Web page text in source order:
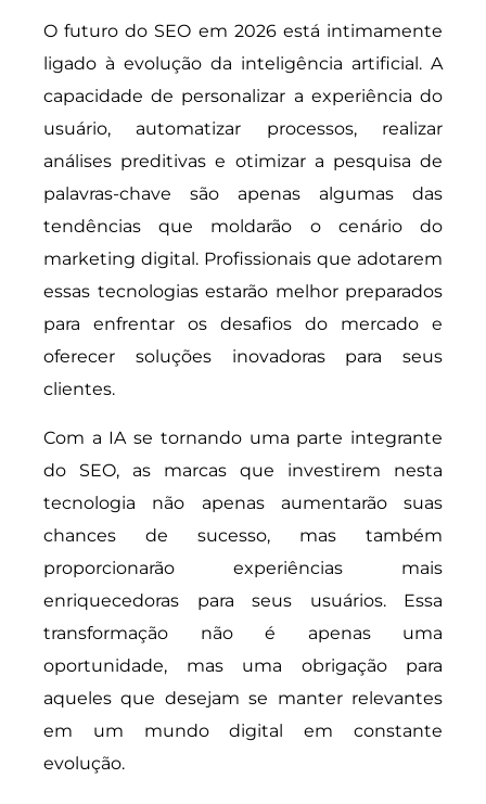
O futuro do SEO em 2026 está intimamente
ligado à evolução da inteligência artificial. A
capacidade de personalizar a experiência do
usuário, automatizar processos, realizar
análises preditivas e otimizar a pesquisa de
palavras-chave são apenas algumas das
tendências que moldarão o cenário do
marketing digital. Profissionais que adotarem
essas tecnologias estarão melhor preparados
para enfrentar os desafios do mercado e
oferecer soluções inovadoras para seus
clientes.
Com a IA se tornando uma parte integrante
do SEO, as marcas que investirem nesta
tecnologia não apenas aumentarão suas
chances de sucesso, mas também
proporcionarão experiências mais
enriquecedoras para seus usuários. Essa
transformação não é apenas uma
oportunidade, mas uma obrigação para
aqueles que desejam se manter relevantes
em um mundo digital em constante
evolução.